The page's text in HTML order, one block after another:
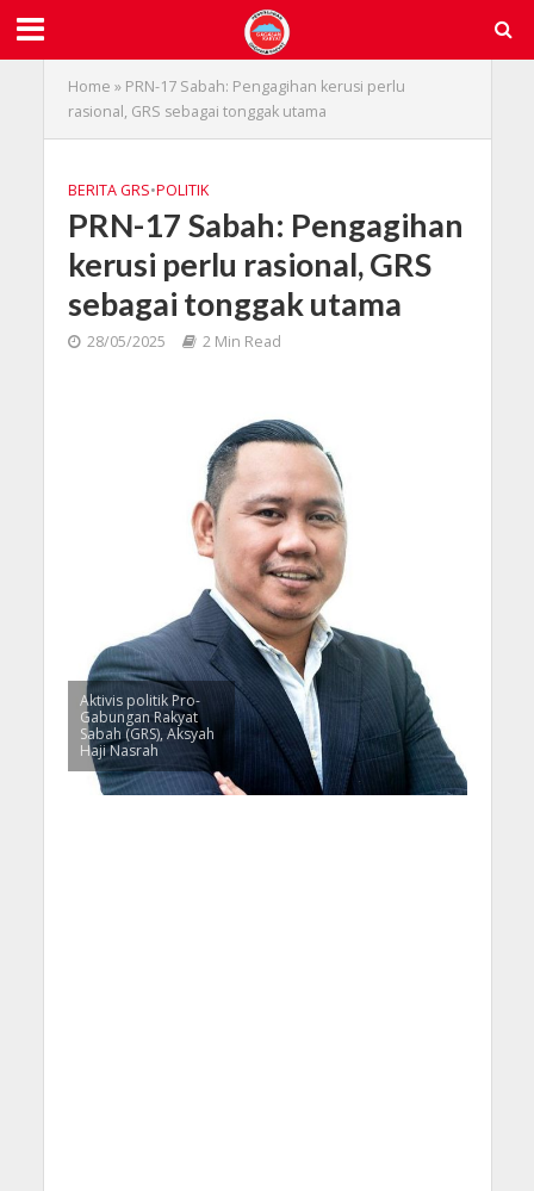
Home » PRN-17 Sabah: Pengagihan kerusi perlu
rasional, GRS sebagai tonggak utama
BERITA GRS•POLITIK
PRN-17 Sabah: Pengagihan
kerusi perlu rasional, GRS
sebagai tonggak utama
28/05/2025 2 Min Read
Aktivis politik Pro-
Gabungan Rakyat
Sabah (GRS), Aksyah
Haji Nasrah